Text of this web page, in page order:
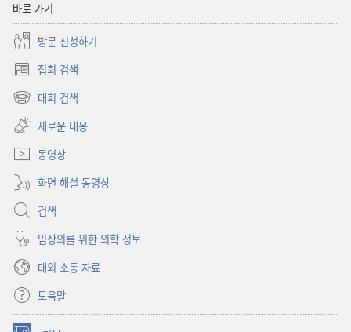
바로 가기
방문 신청하기
집회 검색
(새로운
창
대회 검색
(새로운
창
열기)
새로운 내용
동영상
화면 해설 동영상
검색
임상의를 위한 의학 정보
대외 소통 자료
도움말